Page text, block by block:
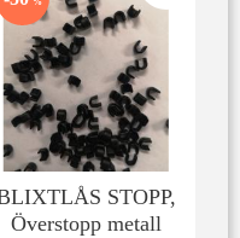
STOPP,
Överstopp metall